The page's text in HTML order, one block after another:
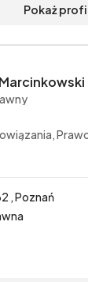
Pokaż
Prawo
, Poznań